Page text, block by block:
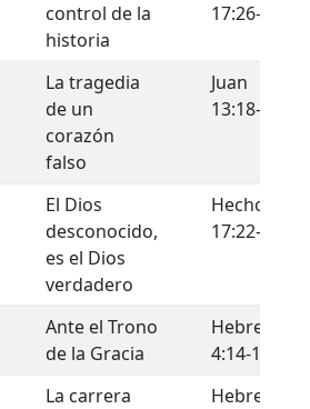
control de la
historia
17:26-29
La tragedia
de un
corazón
falso
Juan
13:18-22
El Dios
desconocido,
es el Dios
verdadero
Hechos
17:22-34
Ante el Trono
de la Gracia
Hebreos
4:14-16
La carrera
Hebreos